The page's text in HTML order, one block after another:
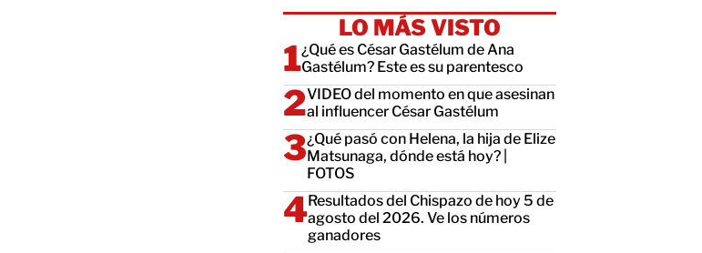
LO MÁS VISTO
¿Qué es César Gastélum de Ana
Gastélum? Este es su parentesco
VIDEO del momento en que asesinan
al influencer César Gastélum
¿Qué pasó con Helena, la hija de Elize
Matsunaga, dónde está hoy? |
FOTOS
Resultados del Chispazo de hoy 5 de
agosto del 2026. Ve los números
ganadores